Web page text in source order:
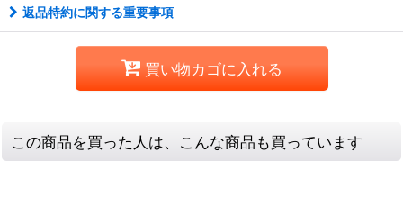
返品特約に関する重要事項
買い物カゴに入れる
この商品を買った人は、こんな商品も買っています